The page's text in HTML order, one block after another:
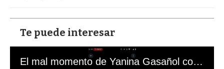
Te puede interesar
El mal momento de Yanina Gasañol con un hincha argentino en "Subrayado"